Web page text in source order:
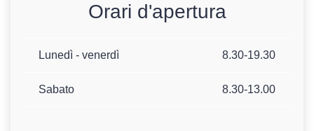
Orari d'apertura
Lunedì - venerdì 8.30-19.30
Sabato 8.30-13.00